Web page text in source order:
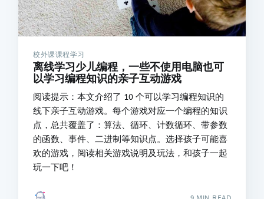
校外课课程学习
离线学习少儿编程，一些不使用电脑也可
以学习编程知识的亲子互动游戏
阅读提示：本文介绍了 10 个可以学习编程知识的
线下亲子互动游戏。每个游戏对应一个编程的知识
点，总共覆盖了：算法、循环、计数循环、带参数
的函数、事件、二进制等知识点。选择孩子可能喜
欢的游戏，阅读相关游戏说明及玩法，和孩子一起
玩一下吧！